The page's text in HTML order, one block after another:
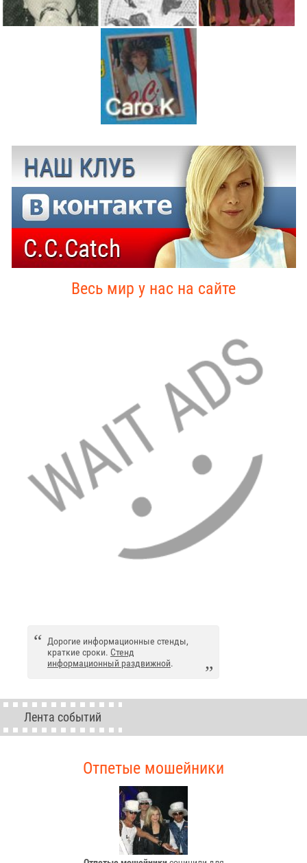
Весь мир у нас на сайте
Дорогие информационные стенды,
краткие сроки. Стенд
информационный раздвижной.
Лента событий
Отпетые мошейники